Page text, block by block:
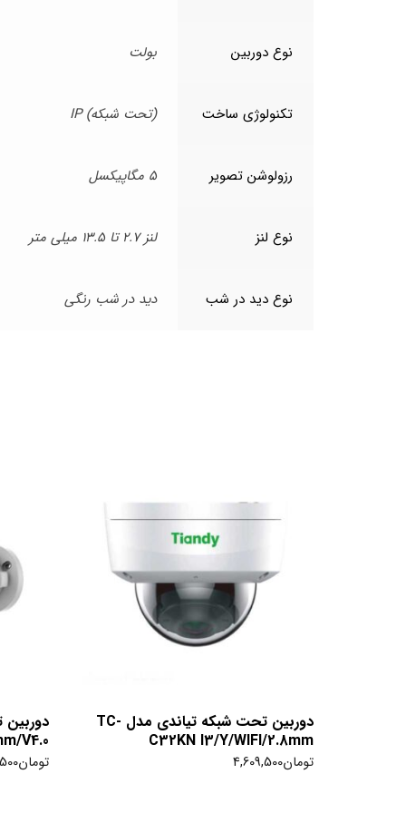
نوع دوربین بولت
تکنولوژی ساخت (تحت شبکه) IP
رزولوشن تصویر 5 مگاپیکسل
نوع لنز لنز 2.7 تا 13.5 میلی متر
نوع دید در شب دید در شب رنگی
دوربین تحت شبکه تیاندی مدل TC-
C32KN I3/Y/WIFI/2.8mm
تومان4,609,500
V4.0
تومان